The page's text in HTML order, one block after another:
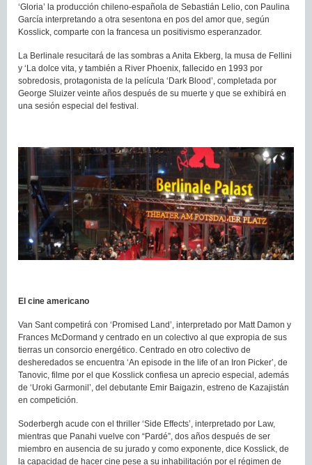
‘Gloria’ la producción chileno-española de Sebastián Lelio, con Paulina
García interpretando a otra sesentona en pos del amor que, según
Kosslick, comparte con la francesa un positivismo esperanzador.
La Berlinale resucitará de las sombras a Anita Ekberg, la musa de Fellini
y ‘La dolce vita, y también a River Phoenix, fallecido en 1993 por
sobredosis, protagonista de la película ‘Dark Blood’, completada por
George Sluizer veinte años después de su muerte y que se exhibirá en
una sesión especial del festival.
El cine americano
Van Sant competirá con ‘Promised Land’, interpretado por Matt Damon y
Frances McDormand y centrado en un colectivo al que expropia de sus
tierras un consorcio energético. Centrado en otro colectivo de
desheredados se encuentra ‘An episode in the life of an Iron Picker’, de
Tanovic, filme por el que Kosslick confiesa un aprecio especial, además
de ‘Uroki Garmonil’, del debutante Emir Baigazin, estreno de Kazajistán
en competición.
Soderbergh acude con el thriller ‘Side Effects’, interpretado por Law,
mientras que Panahi vuelve con “Pardé”, dos años después de ser
miembro en ausencia de su jurado y como exponente, dice Kosslick, de
la capacidad de hacer cine pese a su inhabilitación por el régimen de